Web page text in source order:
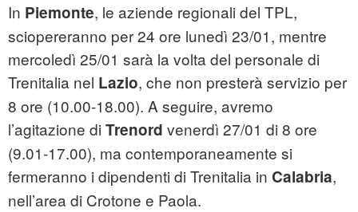
In Piemonte, le aziende regionali del TPL,
sciopereranno per 24 ore lunedì 23/01, mentre
mercoledì 25/01 sarà la volta del personale di
Trenitalia nel Lazio, che non presterà servizio per
8 ore (10.00-18.00). A seguire, avremo
l’agitazione di Trenord venerdì 27/01 di 8 ore
(9.01-17.00), ma contemporaneamente si
fermeranno i dipendenti di Trenitalia in Calabria,
nell’area di Crotone e Paola.